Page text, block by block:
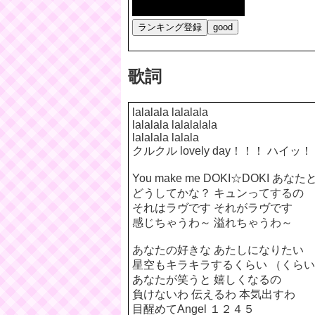
歌詞
lalalala lalalala
lalalala lalalalala
lalalala lalala
クルクル lovely day！！！ ハイッ！
You make me DOKI☆DOKI あなた
どうしてかな？ キュンってするの
それはラヴです それがラヴです
感じちゃうわ～ 溢れちゃうわ～
あなたの好きな あたしになりたい
星空もキラキラするくらい （くらい
あなたが笑うと 嬉しくなるの
負けないわ 伝えるわ 本気出すわ
目醒めてAngel １２４５